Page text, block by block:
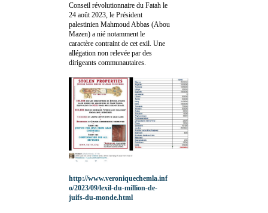
Conseil révolutionnaire du Fatah le
24 août 2023, le Président
palestinien Mahmoud Abbas (Abou
Mazen) a nié notamment le
caractère contraint de cet exil. Une
allégation non relevée par des
dirigeants communautaires.
http://www.veroniquechemla.inf
o/2023/09/lexil-du-million-de-
juifs-du-monde.html